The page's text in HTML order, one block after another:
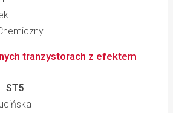
tranzystorach z efektem
ST5